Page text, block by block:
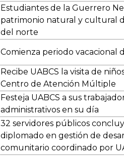
Estudiantes de la Guerrero
patrimonio natural y cultural
del norte
Comienza periodo vacacional
Recibe UABCS la visita de
Centro de Atención Múltiple
Festeja UABCS a sus
administrativos en su día
32 servidores públicos
diplomado en gestión de
comunitario coordinado por